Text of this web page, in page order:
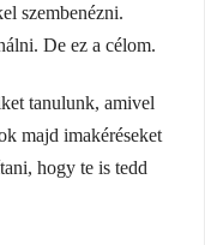
szembenézni.
De ez a célom.
tanulunk, amivel
majd imakéréseket
hogy te is tedd